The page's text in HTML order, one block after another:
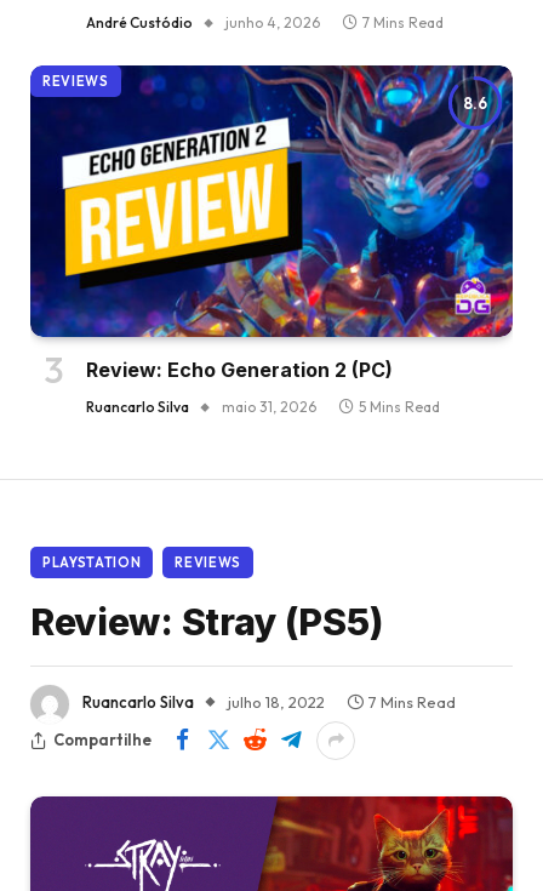
André Custódio junho 4, 2026 7 Mins Read
8.6
REVIEWS
Review: Echo Generation 2 (PC)
Ruancarlo Silva maio 31, 2026 5 Mins Read
PLAYSTATION REVIEWS
Review: Stray (PS5)
Ruancarlo Silva julho 18, 2022
7 Mins Read
Compartilhe